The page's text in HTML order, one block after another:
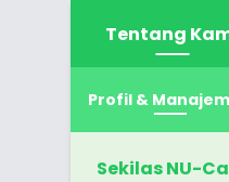
Profil &
Tentang
Profil &
Sekilas NU-